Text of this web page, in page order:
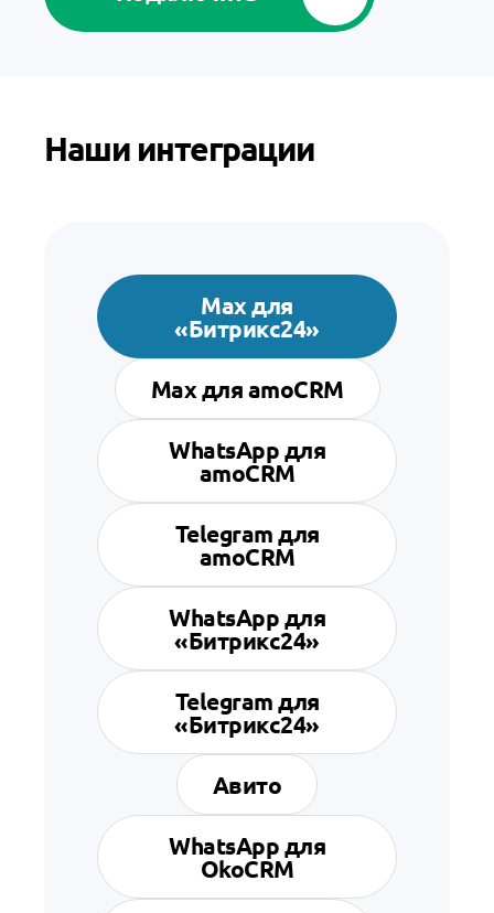
Наши интеграции
Max для
«Битрикс24»
Max для amoCRM
WhatsApp для
amoCRM
Telegram для
amoCRM
WhatsApp для
«Битрикс24»
Telegram для
«Битрикс24»
Авито
WhatsApp для
OkoCRM